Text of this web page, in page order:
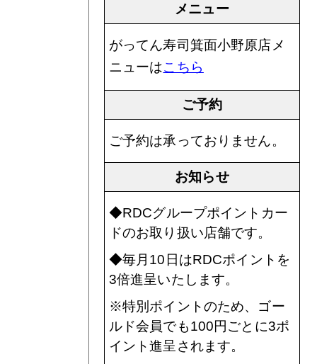
メニュー
がってん寿司箕面小野原店メ
ニューはこちら
ご予約
ご予約は承っておりません。
お知らせ
◆RDCグループポイントカー
ドのお取り扱い店舗です。
◆毎月10日はRDCポイントを
3倍進呈いたします。
※特別ポイントのため、ゴー
ルド会員でも100円ごとに3ポ
イント進呈されます。